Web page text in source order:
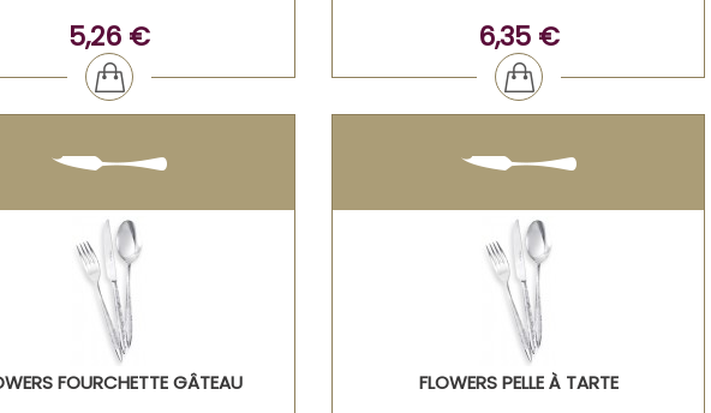
5,26 € 6,35 €
FOURCHETTE GÂTEAU FLOWERS PELLE À TARTE